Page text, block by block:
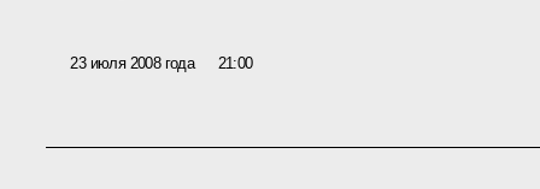
23 июля 2008 года 21:00